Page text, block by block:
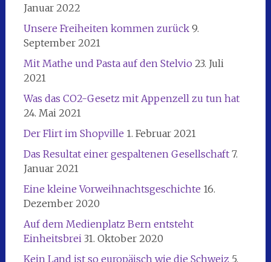
Januar 2022
Unsere Freiheiten kommen zurück 9.
September 2021
Mit Mathe und Pasta auf den Stelvio 23. Juli
2021
Was das CO2-Gesetz mit Appenzell zu tun hat
24. Mai 2021
Der Flirt im Shopville 1. Februar 2021
Das Resultat einer gespaltenen Gesellschaft 7.
Januar 2021
Eine kleine Vorweihnachtsgeschichte 16.
Dezember 2020
Auf dem Medienplatz Bern entsteht
Einheitsbrei 31. Oktober 2020
Kein Land ist so europäisch wie die Schweiz 5.